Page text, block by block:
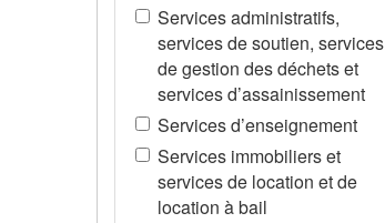
Services administratifs,
services de soutien, services
de gestion des déchets et
services d’assainissement
Services d’enseignement
Services immobiliers et
services de location et de
location à bail